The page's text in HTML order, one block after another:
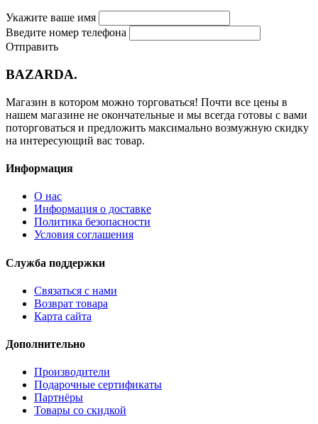
Укажите ваше имя
Введите номер телефона
Отправить
BAZARDA.
Магазин в котором можно торговаться! Почти все цены в
нашем магазине не окончательные и мы всегда готовы с вами
поторговаться и предложить максимально возмужную скидку
на интересующий вас товар.
Информация
О нас
Информация о доставке
Политика безопасности
Условия соглашения
Служба поддержки
Связаться с нами
Возврат товара
Карта сайта
Дополнительно
Производители
Подарочные сертификаты
Партнёры
Товары со скидкой